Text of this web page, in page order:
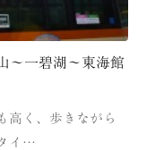
〜一碧湖〜東海館
高く、歩きながら
イ…